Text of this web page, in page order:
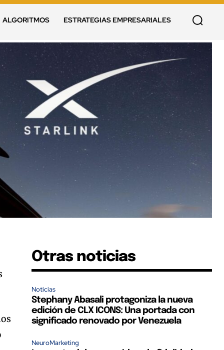
ALGORITMOS ESTRATEGIAS EMPRESARIALES
Otras noticias
Noticias
Stephany Abasali protagoniza la nueva
edición de CLX ICONS: Una portada con
significado renovado por Venezuela
NeuroMarketing